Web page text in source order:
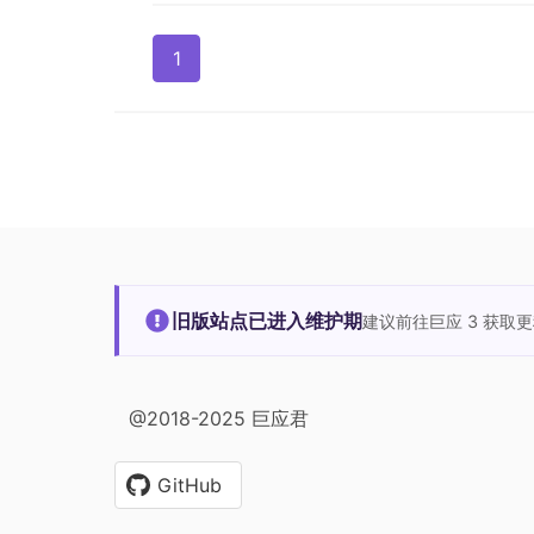
1
旧版站点已进入维护期建议前往巨应 3 获取
@2018-2025 巨应君
GitHub